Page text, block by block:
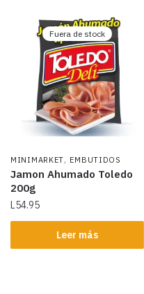
Fuera de stock
MINIMARKET, EMBUTIDOS
Jamon Ahumado Toledo
200g
L54.95
Leer más